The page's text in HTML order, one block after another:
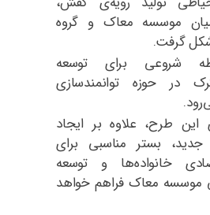
موسسه معاک و گروه
گرفت.
شروعی برای توسعه
در حوزه توانمندسازی
طرح، علاوه بر ایجاد
بستر مناسبی برای
خانواده‌ها و توسعه
موسسه معاک فراهم خواهد